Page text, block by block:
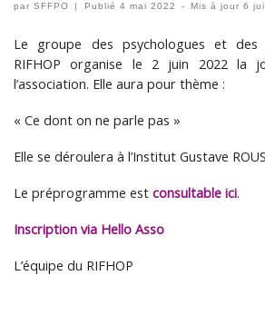
par SFFPO | Publié 4 mai 2022 - Mis à jour 6
Le groupe des psychologues et des
RIFHOP organise le 2 juin 2022 la
l’association. Elle aura pour thème :
« Ce dont on ne parle pas »
Elle se déroulera à l’Institut Gustave
Le préprogramme est consultable ici.
Inscription via Hello Asso
L’équipe du RIFHOP